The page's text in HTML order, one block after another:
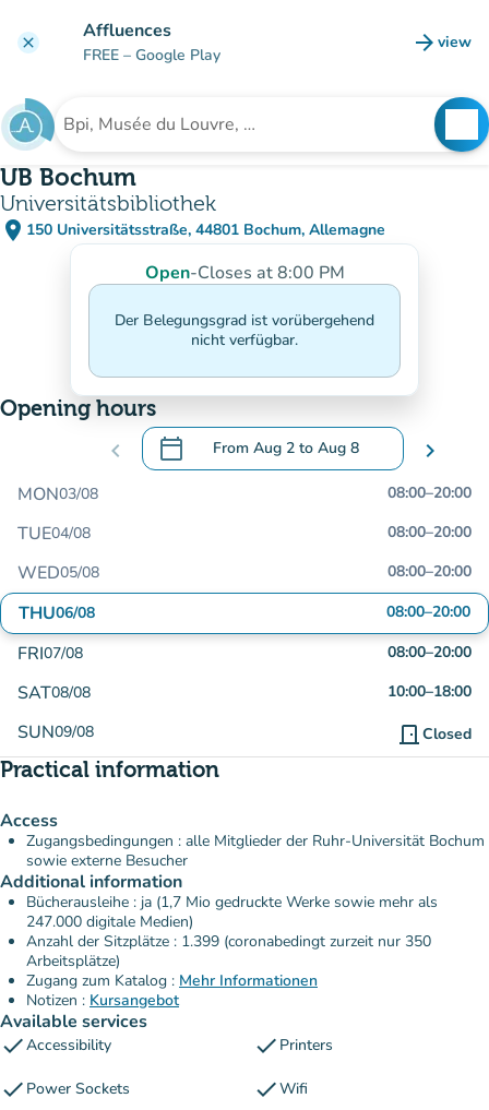
clear Affluences
FREE – Google Play arrow_forward view
(new
Search for an institution
UB Bochum
Universitätsbibliothek
place 150 Universitätsstraße, 44801 Bochum, Allemagne
(open in Google Maps)
(new tab)
Open-Closes at 8:00 PM
Der Belegungsgrad ist vorübergehend
nicht verfügbar.
Opening hours
chevron_left calendar_today From Aug 2 to Aug 8
.Open the calendar to change dates
chevron_right
MON03/08 08:00–20:00
TUE04/08 08:00–20:00
WED05/08 08:00–20:00
THU06/08 08:00–20:00
FRI07/08 08:00–20:00
SAT08/08 10:00–18:00
SUN09/08 door_front Closed
Practical information
Access
Zugangsbedingungen : alle Mitglieder der Ruhr-Universität Bochum
sowie externe Besucher
Additional information
Bücherausleihe : ja (1,7 Mio gedruckte Werke sowie mehr als
247.000 digitale Medien)
Anzahl der Sitzplätze : 1.399 (coronabedingt zurzeit nur 350
Arbeitsplätze)
Zugang zum Katalog : Mehr Informationen
Notizen : Kursangebot
Available services
checkAccessibility check Printers
check Power Sockets checkWifi